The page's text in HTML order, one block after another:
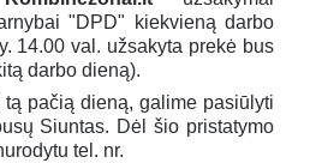
"DPD" kiekvieną darbo
14.00 val. užsakyta prekė bus
darbo dieną).
pačią dieną, galime pasiūlyti
Siuntas. Dėl šio pristatymo
tel. nr.